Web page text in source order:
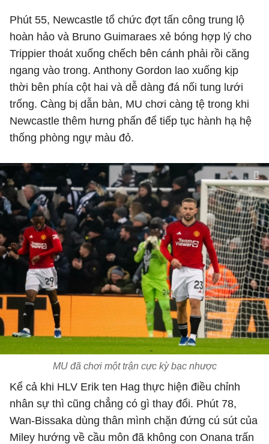
Phút 55, Newcastle tổ chức đợt tấn công trung lộ
hoàn hảo và Bruno Guimaraes xẻ bóng hợp lý cho
Trippier thoát xuống chếch bên cánh phải rồi căng
ngang vào trong. Anthony Gordon lao xuống kịp
thời bên phía cột hai và dễ dàng đá nối tung lưới
trống. Càng bị dẫn bàn, MU chơi càng tệ trong khi
Newcastle thêm hưng phấn để tiếp tục hành hạ hệ
thống phòng ngự màu đỏ.
MU đã chơi một trận cực kỳ bạc nhược
Kể cả khi HLV Erik ten Hag thực hiện điều chỉnh
nhân sự thì cũng chẳng có gì thay đổi. Phút 78,
Wan-Bissaka dùng thân mình chặn đứng cú sút của
Miley hướng về cầu môn đã không con Onana trấn